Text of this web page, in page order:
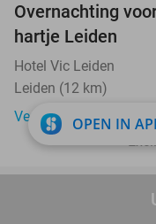
Overnachting
hartje Leiden
Hotel Vic Leiden
Leiden (12 km)
Verkocht: 202OPEN IN